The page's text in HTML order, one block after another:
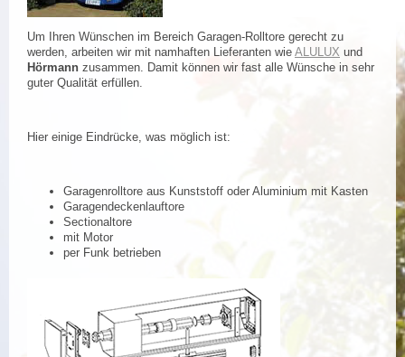
Um Ihren Wünschen im Bereich Garagen-Rolltore gerecht zu
werden, arbeiten wir mit namhaften Lieferanten wie ALULUX und
Hörmann zusammen. Damit können wir fast alle Wünsche in sehr
guter Qualität erfüllen.
Hier einige Eindrücke, was möglich ist:
Garagenrolltore aus Kunststoff oder Aluminium mit Kasten
Garagendeckenlauftore
Sectionaltore
mit Motor
per Funk betrieben